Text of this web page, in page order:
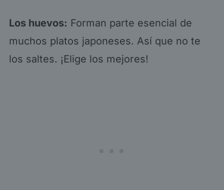
Los huevos: Forman parte esencial de
muchos platos japoneses. Así que no te
los saltes. ¡Elige los mejores!